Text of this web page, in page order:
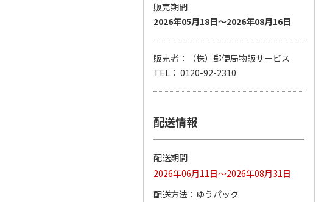
手】ハッピーグリー
【グリーティング切
手】グリーティング
円…
4.8（11）
5,500円
通切手・千鳥（1シ
11,000円
販売期間
2026年05月18日～2026年08月16日
販売者：（株）郵便局物販サービス
TEL： 0120-92-2310
配送情報
配送期間
2026年06月11日～2026年08月31日
配送方法
ゆうパック